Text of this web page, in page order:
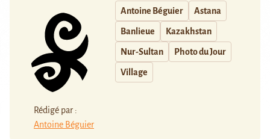
Rédigé par :
Antoine Béguier
Antoine Béguier Astana
Banlieue Kazakhstan
Nur-Sultan Photo du Jour
Village